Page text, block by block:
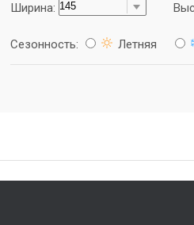
Ширина:
Сезонность: Летняя